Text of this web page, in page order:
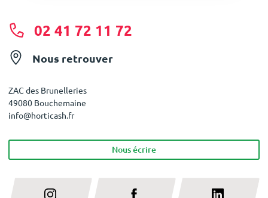
02 41 72 11 72
Nous retrouver
ZAC des Brunelleries
49080 Bouchemaine
info@horticash.fr
Nous écrire